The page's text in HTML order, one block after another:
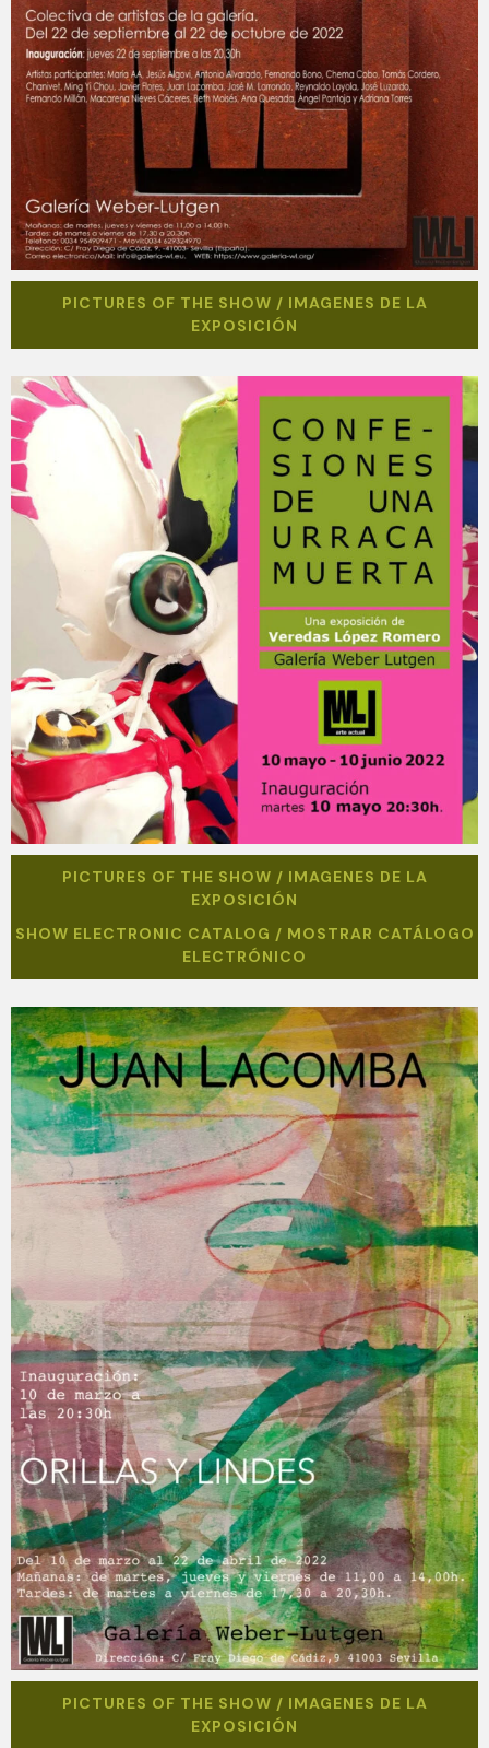
PICTURES OF THE SHOW / IMAGENES DE LA
EXPOSICIÓN
PICTURES OF THE SHOW / IMAGENES DE LA
EXPOSICIÓN
SHOW ELECTRONIC CATALOG / MOSTRAR CATÁLOGO
ELECTRÓNICO
PICTURES OF THE SHOW / IMAGENES DE LA
EXPOSICIÓN